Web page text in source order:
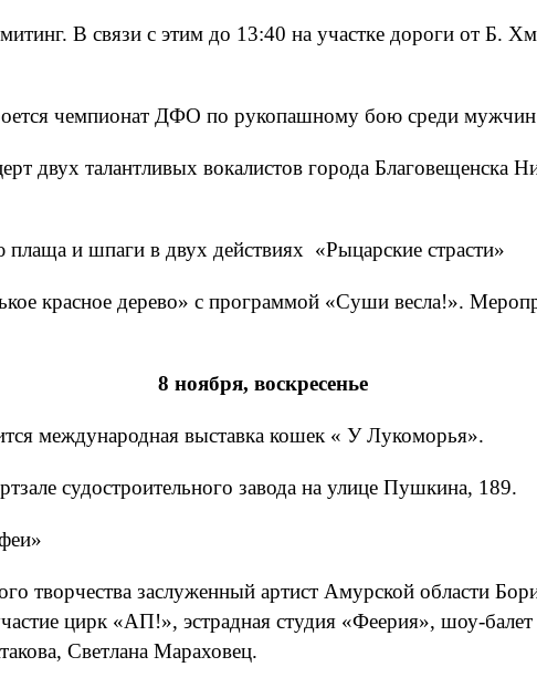
В связи с этим до 13:40 на участке дороги от Б.
чемпионат ДФО по рукопашному бою среди
двух талантливых вокалистов города
и шпаги в двух действиях «Рыцарские страсти»
красное дерево» с программой «Суши весла!».
8 ноября, воскресенье
международная выставка кошек « У Лукоморья».
судостроительного завода на улице Пушкина, 189.
творчества заслуженный артист Амурской области
цирк «АП!», эстрадная студия «Феерия», шоу-
Светлана Мараховец.